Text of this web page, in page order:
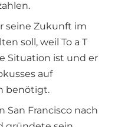
seine Zukunft im
soll, weil To a T
Situation ist und er
auf
benötigt.
San Francisco nach